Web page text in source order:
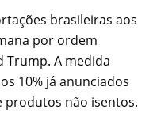
brasileiras aos
por ordem
Trump. A medida
10% já anunciados
produtos não isentos.